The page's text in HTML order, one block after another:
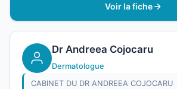
Voir la fiche
Dr Andreea Cojocaru
Dermatologue
CABINET DU DR ANDREEA COJOCARU